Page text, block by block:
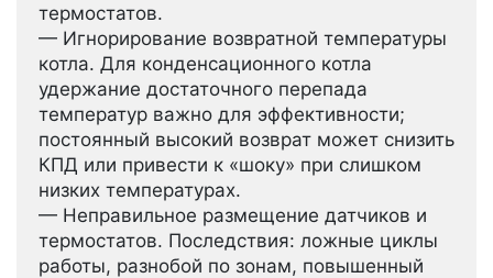
термостатов.
— Игнорирование возвратной температуры
котла. Для конденсационного котла
удержание достаточного перепада
температур важно для эффективности;
постоянный высокий возврат может снизить
КПД или привести к «шоку» при слишком
низких температурах.
— Неправильное размещение датчиков и
термостатов. Последствия: ложные циклы
работы, разнобой по зонам, повышенный